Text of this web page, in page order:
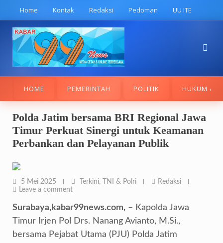
content
Home Kontak Redaksi Pedoman UU ITE
HOME PEMERINTAH POLITIK HUKUM &
Polda Jatim bersama BRI Regional Jawa
Timur Perkuat Sinergi untuk Keamanan
Perbankan dan Pelayanan Publik
5 Mei 2025 Terkini, TNI & Polri
Redaksi
Leave a comment
Surabaya,kabar99news.com, – Kapolda Jawa
Timur Irjen Pol Drs. Nanang Avianto, M.Si.,
bersama Pejabat Utama (PJU) Polda Jatim